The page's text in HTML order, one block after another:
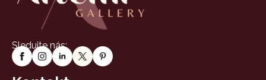
Sledujte nás: